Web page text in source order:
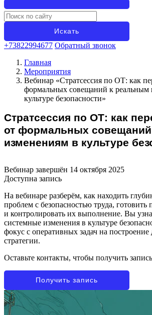
+73822994677 Обратный звонок
Главная
Мероприятия
Вебинар «Стратсессия по ОТ: как
формальных совещаний к реальным
культуре безопасности»
Стратсессия по ОТ: как
от формальных
изменениям в культуре
Вебинар завершён 14 октября 2025
Доступна запись
На вебинаре разберём, как находить
проблем с безопасностью труда, готовить
и контролировать их выполнение. Вы
системные изменения в культуре
фокус с оперативных задач на построение
стратегии.
Оставьте контакты, чтобы получить
Получить запись